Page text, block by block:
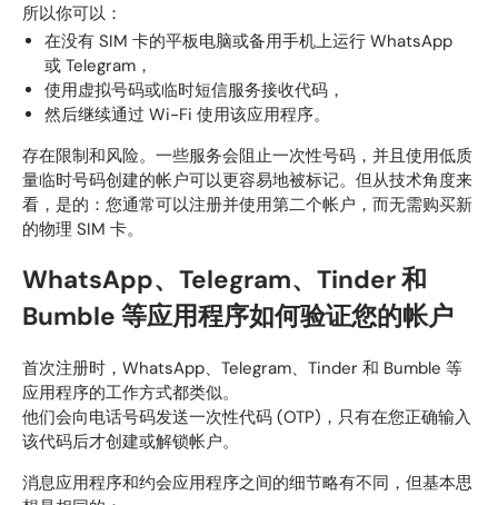
所以你可以：
在没有 SIM 卡的平板电脑或备用手机上运行 WhatsApp
或 Telegram，
使用虚拟号码或临时短信服务接收代码，
然后继续通过 Wi-Fi 使用该应用程序。
存在限制和风险。一些服务会阻止一次性号码，并且使用低质
量临时号码创建的帐户可以更容易地被标记。但从技术角度来
看，是的：您通常可以注册并使用第二个帐户，而无需购买新
的物理 SIM 卡。
WhatsApp、Telegram、Tinder 和
Bumble 等应用程序如何验证您的帐户
首次注册时，WhatsApp、Telegram、Tinder 和 Bumble 等
应用程序的工作方式都类似。
他们会向电话号码发送一次性代码 (OTP)，只有在您正确输入
该代码后才创建或解锁帐户。
消息应用程序和约会应用程序之间的细节略有不同，但基本思